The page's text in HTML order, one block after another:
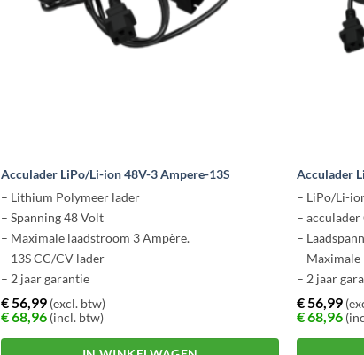
Acculader LiPo/Li-ion 48V-3 Ampere-13S
– Lithium Polymeer lader
– Spanning 48 Volt
– Maximale laadstroom 3 Ampère.
– 13S CC/CV lader
– 2 jaar garantie
€56,99 (excl. btw)
€68,96 (incl. btw)
Acculader
– LiPo/Li-
–
–
–
– 2 jaar
€56,99
€68,96